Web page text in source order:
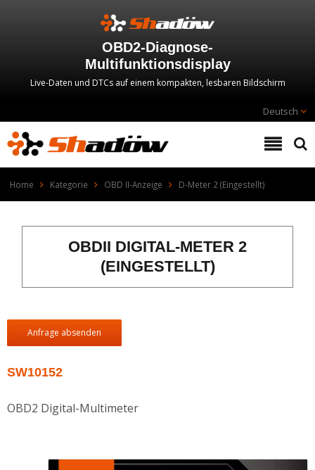
OBD2-Diagnose-
Multifunktionsdisplay
Live-Daten und DTCs auf einem kompakten, lesbaren Bildschirm
Deutsch
Home Kategorie OBD II-Anzeige D-Meter 2 (Eingestellt)
OBDII DIGITAL-METER 2
(EINGESTELLT)
Anfrage absenden
SW10152
OBD2 Digital-Multimeter